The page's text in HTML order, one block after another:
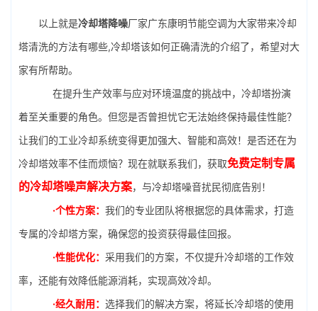
以上就是冷却塔降噪厂家广东康明节能空调为大家带来冷却
塔清洗的方法有哪些,冷却塔该如何正确清洗的介绍了，希望对大
家有所帮助。
在提升生产效率与应对环境温度的挑战中，冷却塔扮演
着至关重要的角色。但您是否曾担忧它无法始终保持最佳性能？
让我们的工业冷却系统变得更加强大、智能和高效！是否还在为
冷却塔效率不佳而烦恼？现在就联系我们，获取免费定制专属
的冷却塔噪声解决方案，与冷却塔噪音扰民彻底告别！
·个性方案： 我们的专业团队将根据您的具体需求，打造
专属的冷却塔方案，确保您的投资获得最佳回报。
·性能优化： 采用我们的方案，不仅提升冷却塔的工作效
率，还能有效降低能源消耗，实现高效冷却。
·经久耐用： 选择我们的解决方案，将延长冷却塔的使用